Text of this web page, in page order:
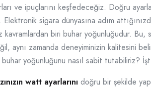
ve ipuçlarını keşfedeceğiz. Doğru
sigara dünyasına adım
kavramlardan biri buhar yoğunluğudur. Bu,
aynı zamanda deneyiminizin kalitesini
yoğunluğunu nasıl sabit tutabiliriz?
watt ayarlarını doğru bir şekilde